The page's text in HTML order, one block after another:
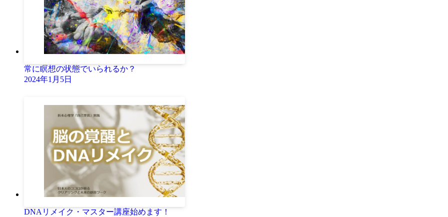
常に瞑想の状態でいられるか？
2024年1月5日
DNAリメイク・マスター講座始めます！